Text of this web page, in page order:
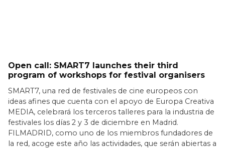
Open call: SMART7 launches their third
program of workshops for festival organisers
SMART7, una red de festivales de cine europeos con
ideas afines que cuenta con el apoyo de Europa Creativa
MEDIA, celebrará los terceros talleres para la industria de
festivales los días 2 y 3 de diciembre en Madrid.
FILMADRID, como uno de los miembros fundadores de
la red, acoge este año las actividades, que serán abiertas a